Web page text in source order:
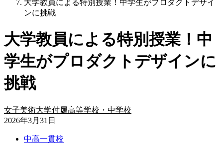
大学教員による特別授業！中学生がプロダクトデザイ
ンに挑戦
大学教員による特別授業！中
学生がプロダクトデザインに
挑戦
女子美術大学付属高等学校・中学校
2026年3月31日
中高一貫校